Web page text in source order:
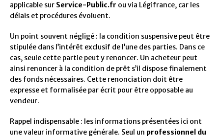
applicable sur Service-Public.fr ou via Légifrance, car les
délais et procédures évoluent.
Un point souvent négligé : la condition suspensive peut être
stipulée dans l’intérêt exclusif de l’une des parties. Dans ce
cas, seule cette partie peut y renoncer. Un acheteur peut
ainsi renoncer à la condition de prêt s’il dispose finalement
des fonds nécessaires. Cette renonciation doit être
expresse et formalisée par écrit pour être opposable au
vendeur.
Rappel indispensable : les informations présentées ici ont
une valeur informative générale. Seul un professionnel du